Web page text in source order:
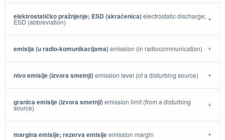
elektrostatičko pražnjenje; ESD (skraćenica)electrostatic discharge;
ESD (abbreviation)
emisija (u radio-komunikacijama)emission (in radiocommunication)
nivo emisije (izvora smetnji)emission level (of a disturbing source)
granica emisije (izvora smetnji)emission limit (from a disturbing
source)
margina emisije; rezerva emisijeemission margin